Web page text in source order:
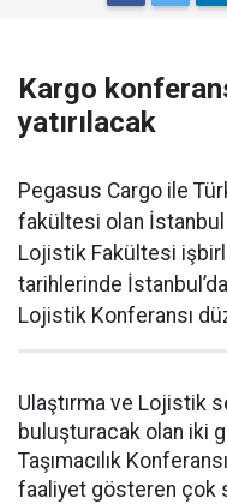
Kargo
yatırılacak
Pegasus Cargo ile
fakültesi olan İstanbul
Lojistik Fakültesi
tarihlerinde
Lojistik Konferansı
Ulaştırma ve Lojistik
buluşturacak olan iki
Taşımacılık
faaliyet gösteren çok